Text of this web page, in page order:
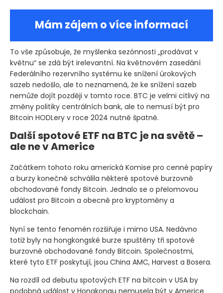
Mám zájem o více informací
To vše způsobuje, že myšlenka sezónnosti „prodávat v
květnu“ se zdá být irelevantní. Na květnovém zasedání
Federálního rezervního systému ke snížení úrokových
sazeb nedošlo, ale to neznamená, že ke snížení sazeb
nemůže dojít později v tomto roce. BTC je velmi citlivý na
změny politiky centrálních bank, ale to nemusí být pro
Bitcoin HODLery v roce 2024 nutně špatně.
Další spotové ETF na BTC je na světě –
ale ne v Americe
Začátkem tohoto roku americká Komise pro cenné papíry
a burzy konečně schválila některé spotové burzovně
obchodované fondy Bitcoin. Jednalo se o přelomovou
událost pro Bitcoin a obecně pro kryptoměny a
blockchain.
Nyní se tento fenomén rozšiřuje i mimo USA. Nedávno
totiž byly na hongkongské burze spuštěny tři spotové
burzovně obchodované fondy Bitcoin. Společnostmi,
které tyto ETF poskytují, jsou China AMC, Harvest a Bosera.
Na rozdíl od debutu spotových ETF na bitcoin v USA by